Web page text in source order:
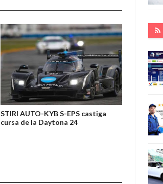
STIRI AUTO-KYB S-EPS castiga
cursa de la Daytona 24